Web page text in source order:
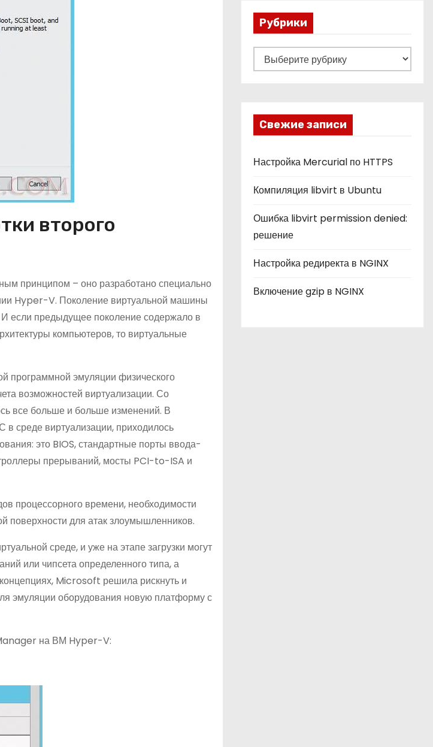
второго
принципом – оно разработано специально
Hyper-V. Поколение виртуальной машины
если предыдущее поколение содержало в
компьютеров, то виртуальные
программной эмуляции физического
возможностей виртуализации. Со
все больше и больше изменений. В
в среде виртуализации, приходилось
это BIOS, стандартные порты ввода-
прерываний, мосты PCI-to-ISA и
процессорного времени, необходимости
поверхности для атак злоумышленников.
среде, и уже на этапе загрузки могут
или чипсета определенного типа, а
Microsoft решила рискнуть и
эмуляции оборудования новую платформу с
Manager на ВМ Hyper-V:
Рубрики
у
к
и
Свежие записи
Настройка Mercurial по HTTPS
Компиляция libvirt в Ubuntu
Ошибка libvirt permission denied:
решение
Настройка редиректа в NGINX
Включение gzip в NGINX